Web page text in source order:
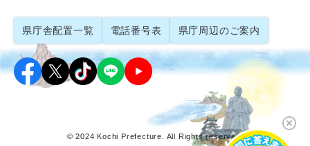
県庁舎配置一覧 電話番号表 県庁周辺のご案内
© 2024 Kochi Prefecture. All Rights reserved.